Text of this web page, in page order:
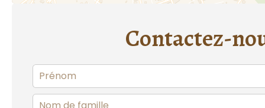
Contactez-